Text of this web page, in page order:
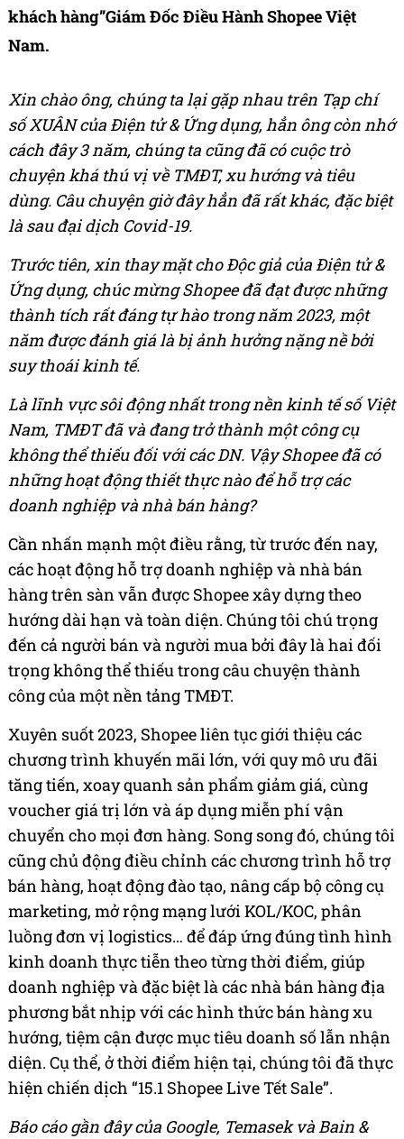
khách hàng”Giám Đốc Điều Hành Shopee Việt
Nam.
Xin chào ông, chúng ta lại gặp nhau trên Tạp chí
số XUÂN của Điện tử & Ứng dụng, hẳn ông còn nhớ
cách đây 3 năm, chúng ta cũng đã có cuộc trò
chuyện khá thú vị về TMĐT, xu hướng và tiêu
dùng. Câu chuyện giờ đây hẳn đã rất khác, đặc biệt
là sau đại dịch Covid-19.
Trước tiên, xin thay mặt cho Độc giả của Điện tử &
Ứng dụng, chúc mừng Shopee đã đạt được những
thành tích rất đáng tự hào trong năm 2023, một
năm được đánh giá là bị ảnh hưởng nặng nề bởi
suy thoái kinh tế.
Là lĩnh vực sôi động nhất trong nền kinh tế số Việt
Nam, TMĐT đã và đang trở thành một công cụ
không thể thiếu đối với các DN. Vậy Shopee đã có
những hoạt động thiết thực nào để hỗ trợ các
doanh nghiệp và nhà bán hàng?
Cần nhấn mạnh một điều rằng, từ trước đến nay,
các hoạt động hỗ trợ doanh nghiệp và nhà bán
hàng trên sàn vẫn được Shopee xây dựng theo
hướng dài hạn và toàn diện. Chúng tôi chú trọng
đến cả người bán và người mua bởi đây là hai đối
trọng không thể thiếu trong câu chuyện thành
công của một nền tảng TMĐT.
Xuyên suốt 2023, Shopee liên tục giới thiệu các
chương trình khuyến mãi lớn, với quy mô ưu đãi
tăng tiến, xoay quanh sản phẩm giảm giá, cùng
voucher giá trị lớn và áp dụng miễn phí vận
chuyển cho mọi đơn hàng. Song song đó, chúng tôi
cũng chủ động điều chỉnh các chương trình hỗ trợ
bán hàng, hoạt động đào tạo, nâng cấp bộ công cụ
marketing, mở rộng mạng lưới KOL/KOC, phân
luồng đơn vị logistics… để đáp ứng đúng tình hình
kinh doanh thực tiễn theo từng thời điểm, giúp
doanh nghiệp và đặc biệt là các nhà bán hàng địa
phương bắt nhịp với các hình thức bán hàng xu
hướng, tiệm cận được mục tiêu doanh số lẫn nhận
diện. Cụ thể, ở thời điểm hiện tại, chúng tôi đã thực
hiện chiến dịch “15.1 Shopee Live Tết Sale”.
Báo cáo gần đây của Google, Temasek và Bain &